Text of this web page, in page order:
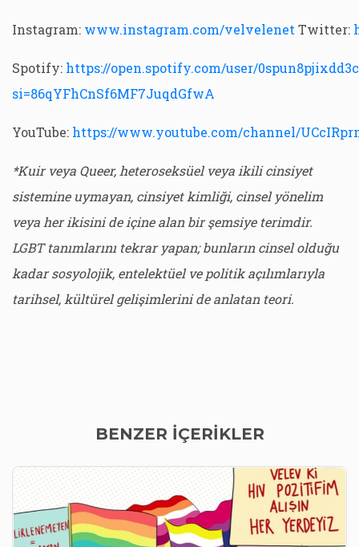
Instagram: www.instagram.com/velvelenet Twitter:
Spotify: https://open.spotify.com/user/
si=86qYFhCnSf6MF7JuqdGfwA
YouTube: https://www.youtube.com/channel/
*Kuir veya Queer, heteroseksüel veya ikili cinsiyet
sistemine uymayan, cinsiyet kimliği, cinsel yönelim
veya her ikisini de içine alan bir şemsiye terimdir.
LGBT tanımlarını tekrar yapan; bunların cinsel olduğu
kadar sosyolojik, entelektüel ve politik açılımlarıyla
tarihsel, kültürel gelişimlerini de anlatan teori.
BENZER İÇERİKLER